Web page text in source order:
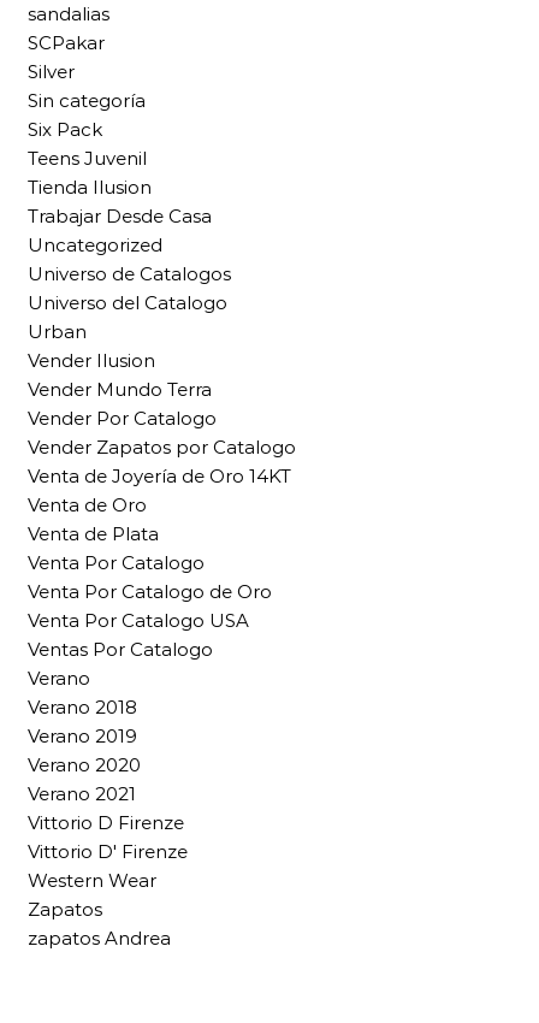
sandalias
SCPakar
Silver
Sin categoría
Six Pack
Teens Juvenil
Tienda Ilusion
Trabajar Desde Casa
Uncategorized
Universo de Catalogos
Universo del Catalogo
Urban
Vender Ilusion
Vender Mundo Terra
Vender Por Catalogo
Vender Zapatos por Catalogo
Venta de Joyería de Oro 14KT
Venta de Oro
Venta de Plata
Venta Por Catalogo
Venta Por Catalogo de Oro
Venta Por Catalogo USA
Ventas Por Catalogo
Verano
Verano 2018
Verano 2019
Verano 2020
Verano 2021
Vittorio D Firenze
Vittorio D' Firenze
Western Wear
Zapatos
zapatos Andrea